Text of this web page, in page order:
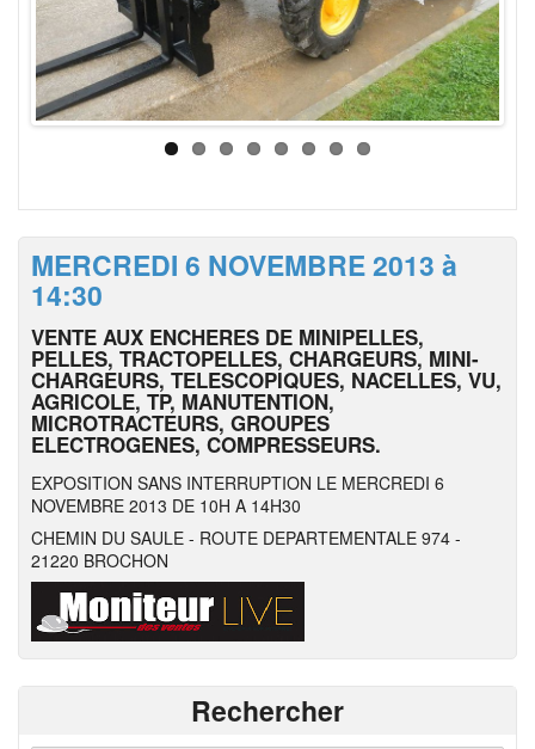
MERCREDI 6 NOVEMBRE 2013 à
14:30
VENTE AUX ENCHERES DE MINIPELLES,
PELLES, TRACTOPELLES, CHARGEURS, MINI-
CHARGEURS, TELESCOPIQUES, NACELLES, VU,
AGRICOLE, TP, MANUTENTION,
MICROTRACTEURS, GROUPES
ELECTROGENES, COMPRESSEURS.
EXPOSITION SANS INTERRUPTION LE MERCREDI 6
NOVEMBRE 2013 DE 10H A 14H30
CHEMIN DU SAULE - ROUTE DEPARTEMENTALE 974 -
21220 BROCHON
Rechercher